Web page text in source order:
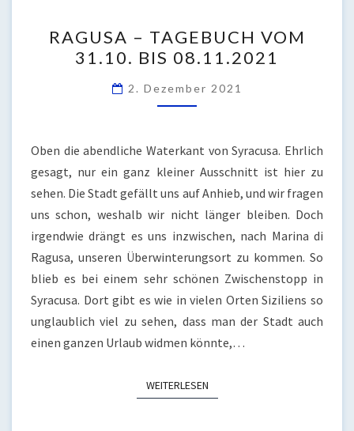
–
TAGEBUCH
VOM
31.10.
08.11.2021
RAGUSA – TAGEBUCH VOM
31.10. BIS 08.11.2021
2. Dezember 2021
Oben die abendliche Waterkant von Syracusa. Ehrlich
gesagt, nur ein ganz kleiner Ausschnitt ist hier zu
sehen. Die Stadt gefällt uns auf Anhieb, und wir fragen
uns schon, weshalb wir nicht länger bleiben. Doch
irgendwie drängt es uns inzwischen, nach Marina di
Ragusa, unseren Überwinterungsort zu kommen. So
blieb es bei einem sehr schönen Zwischenstopp in
Syracusa. Dort gibt es wie in vielen Orten Siziliens so
unglaublich viel zu sehen, dass man der Stadt auch
einen ganzen Urlaub widmen könnte,…
WEITERLESENWEITERLESEN